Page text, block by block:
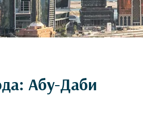
Абу-Даби